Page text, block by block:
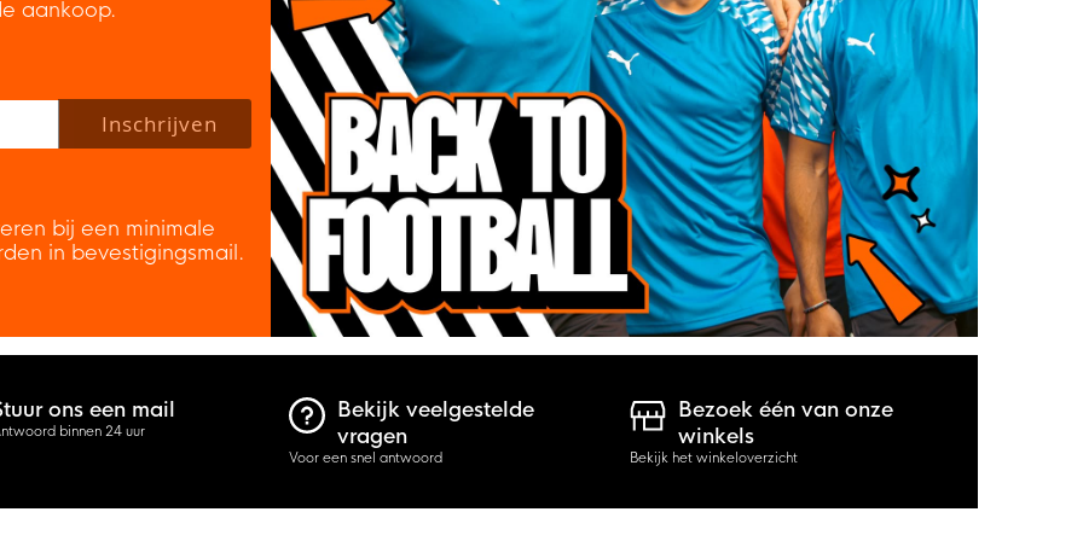
aankoop.
policy to subscribe to our newsletter.
Inschrijven
bij een minimale
in bevestigingsmail.
ons een mail
binnen 24 uur
Bekijk veelgestelde
vragen
Voor een snel antwoord
Bezoek één van onze
winkels
Bekijk het winkeloverzicht